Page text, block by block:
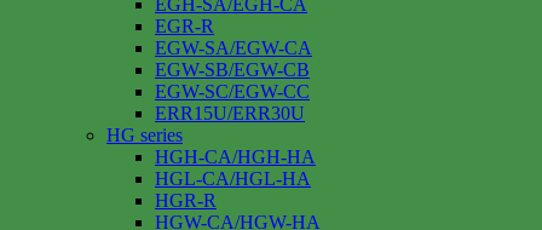
EGR-R
EGW-SA/EGW-CA
EGW-SB/EGW-CB
EGW-SC/EGW-CC
ERR15U/ERR30U
HG series
HGH-CA/HGH-HA
HGL-CA/HGL-HA
HGR-R
HGW-CA/HGW-HA